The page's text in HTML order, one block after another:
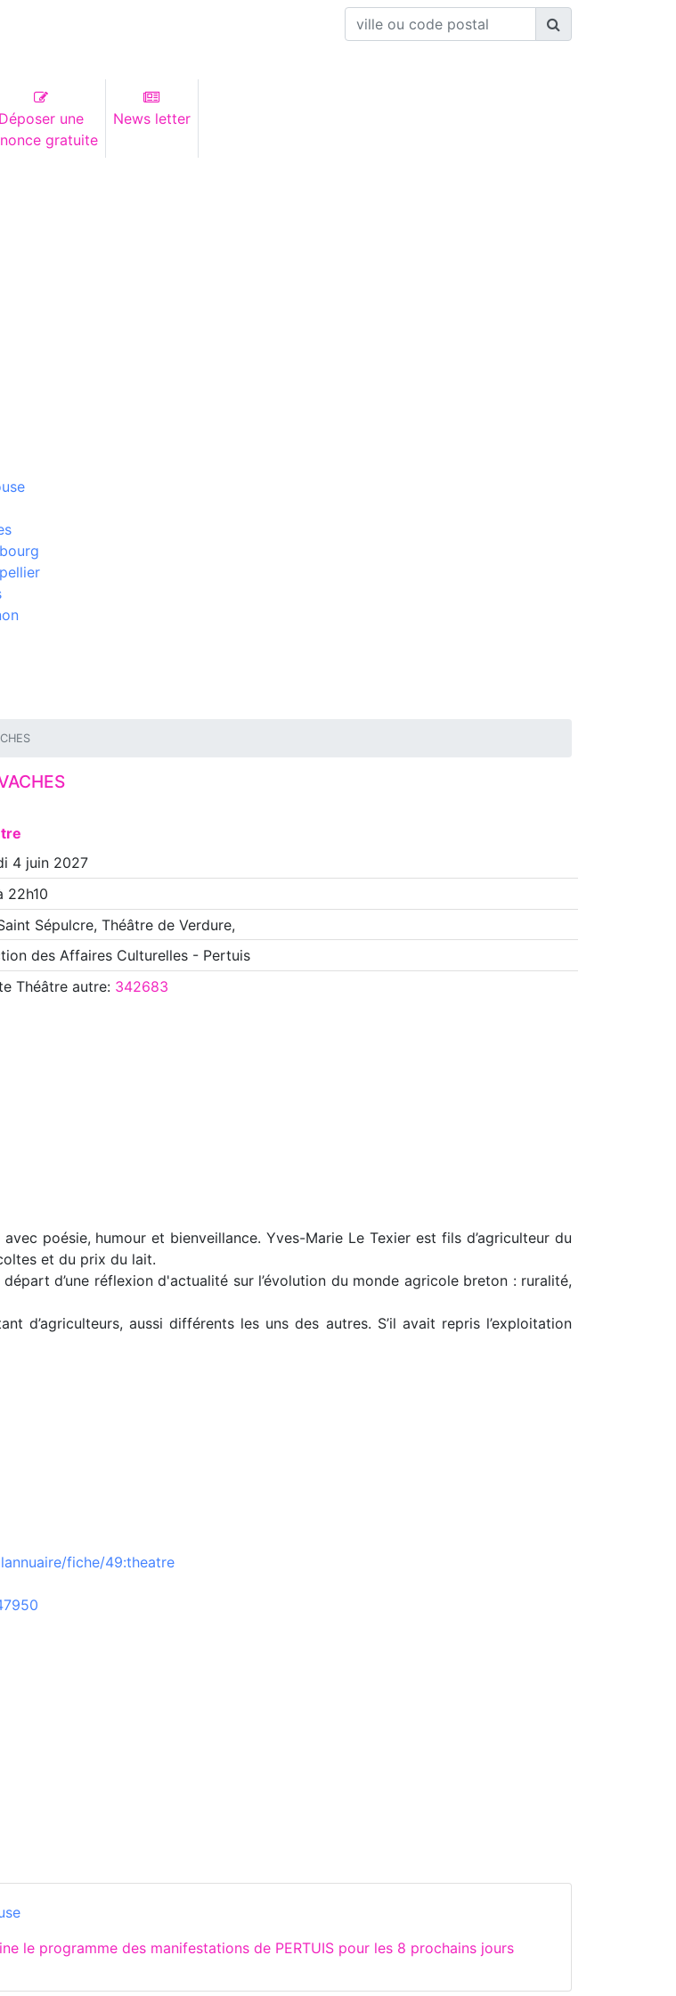
Déposer une
gratuite
News letter
4 juin 2027
22h10
Sépulcre, Théâtre de Verdure,
des Affaires Culturelles - Pertuis
Théâtre autre: 342683
poésie, humour et bienveillance. Yves-Marie Le Texier est fils d’agriculteur du
et du prix du lait.
d’une réflexion d'actualité sur l’évolution du monde agricole breton : ruralité,
d’agriculteurs, aussi différents les uns des autres. S’il avait repris l’exploitation
fiche/49:theatre
le programme des manifestations de PERTUIS pour les 8 prochains jours